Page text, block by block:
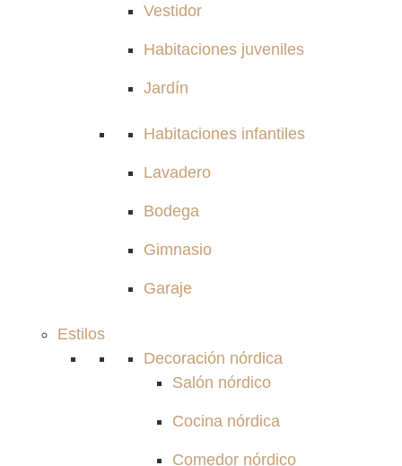
Vestidor
Habitaciones juveniles
Jardín
Habitaciones infantiles
Lavadero
Bodega
Gimnasio
Garaje
Estilos
Decoración nórdica
Salón nórdico
Cocina nórdica
Comedor nórdico